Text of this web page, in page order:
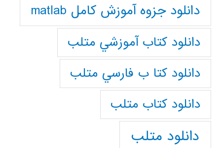
دانلود جزوه آموزش کامل matlab
دانلود كتاب آموزشي متلب
دانلود كتا ب فارسي متلب
دانلود كتاب متلب
دانلود متلب